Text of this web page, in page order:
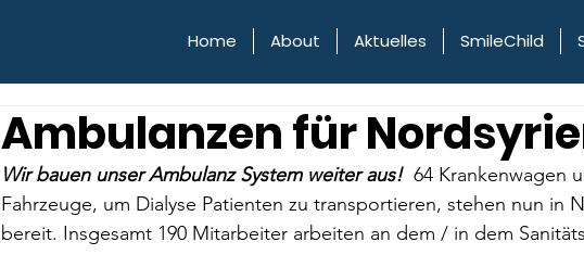
Home About Aktuelles SmileChild
Ambulanzen für
Wir bauen unser Ambulanz System weiter aus! 64 Krankenwagen
Fahrzeuge, um Dialyse Patienten zu transportieren, stehen nun in
bereit. Insgesamt 190 Mitarbeiter arbeiten an dem / in dem